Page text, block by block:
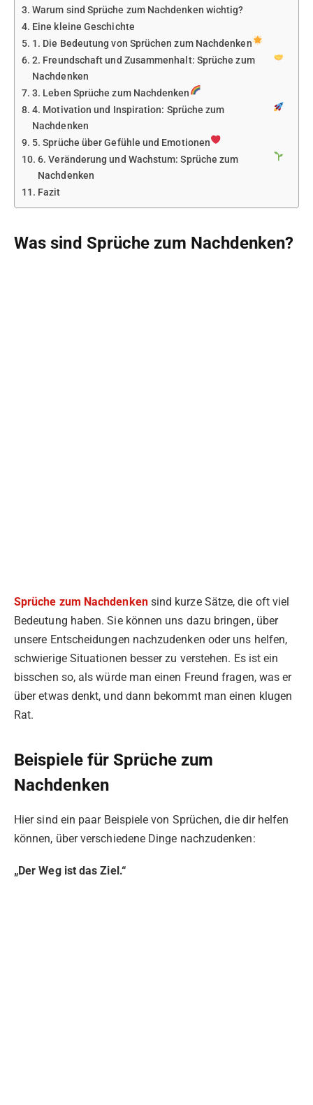
Warum sind Sprüche zum Nachdenken wichtig?
Eine kleine Geschichte
1. Die Bedeutung von Sprüchen zum Nachdenken
2. Freundschaft und Zusammenhalt: Sprüche zum
Nachdenken
3. Leben Sprüche zum Nachdenken
4. Motivation und Inspiration: Sprüche zum
Nachdenken
5. Sprüche über Gefühle und Emotionen
6. Veränderung und Wachstum: Sprüche zum
Nachdenken
Fazit
Was sind Sprüche zum Nachdenken?
Sprüche zum Nachdenkensind kurze Sätze, die oft viel
Bedeutung haben. Sie können uns dazu bringen, über
unsere Entscheidungen nachzudenken oder uns helfen,
schwierige Situationen besser zu verstehen. Es ist ein
bisschen so, als würde man einen Freund fragen, was er
über etwas denkt, und dann bekommt man einen klugen
Rat.
Beispiele für Sprüche zum
Nachdenken
Hier sind ein paar Beispiele von Sprüchen, die dir helfen
können, über verschiedene Dinge nachzudenken:
„Der Weg ist das Ziel.“